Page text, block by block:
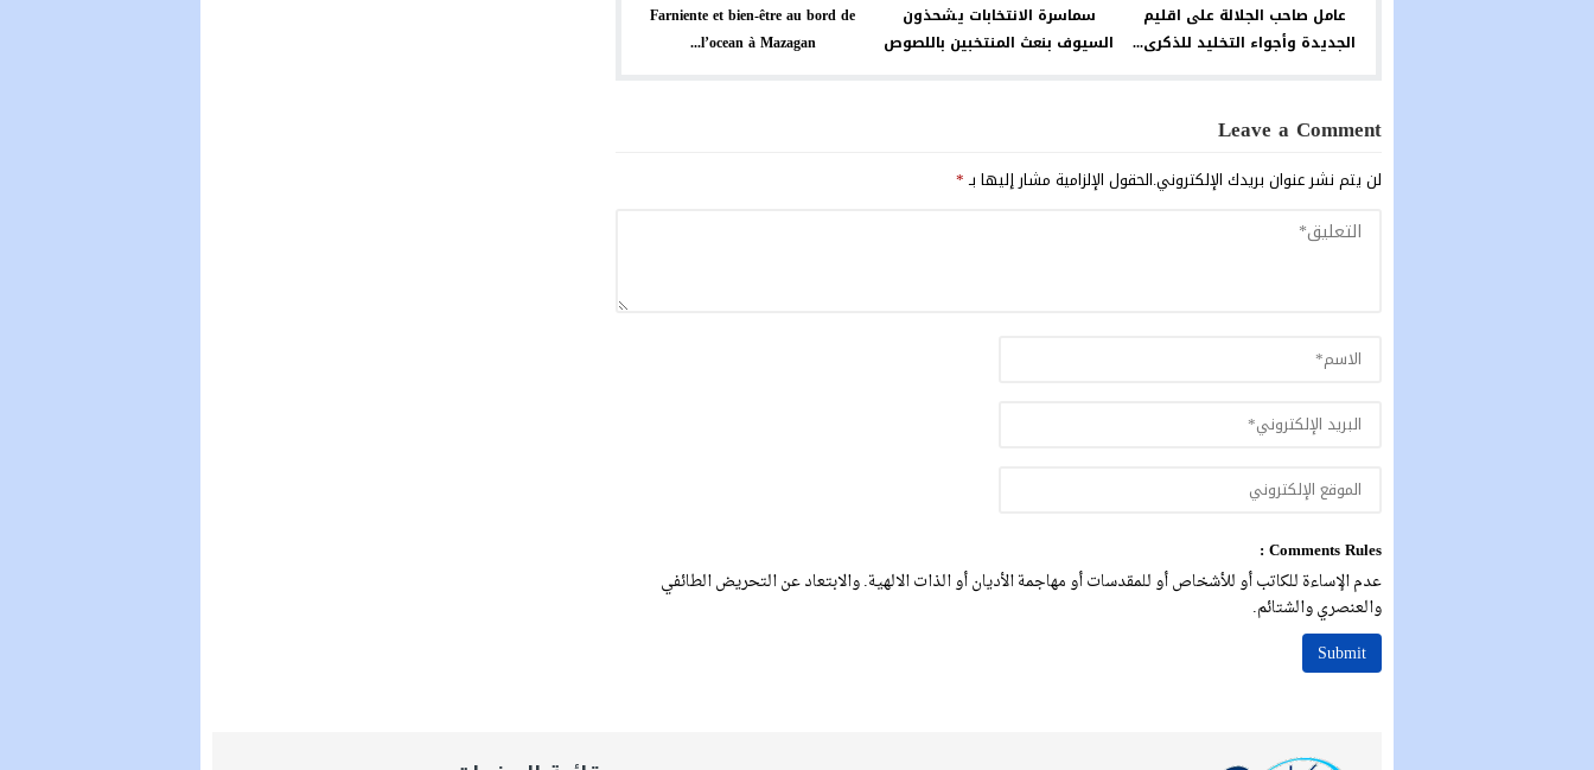
عامل صاحب الجلالة على اقليم
الجديدة وأجواء التخليد للذكرى...
سماسرة الانتخابات يشحذون
السيوف بنعث المنتخبين باللصوص
Farniente et bien-être au bord de
l’ocean à Mazagan...
Leave a Comment
لن يتم نشر عنوان بريدك الإلكتروني.الحقول الإلزامية مشار إليها بـ*
Comments Rules :
عدم الإساءة للكاتب أو للأشخاص أو للمقدسات أو مهاجمة الأديان أو الذات الالهية. والابتعاد عن التحريض الطائفي
والعنصري والشتائم.